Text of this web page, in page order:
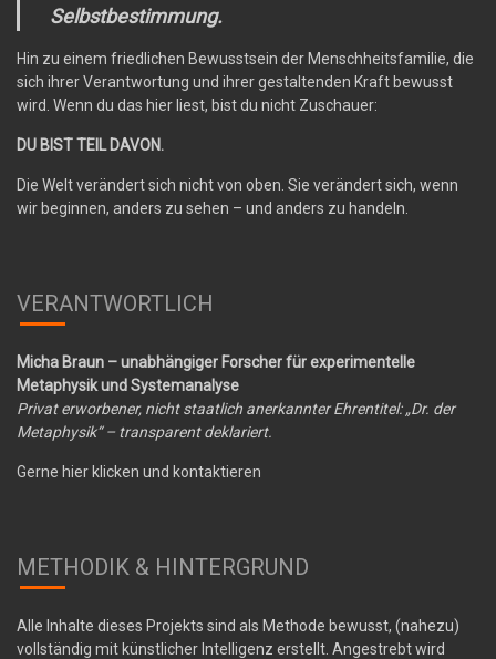
Selbstbestimmung.
Hin zu einem friedlichen Bewusstsein der Menschheitsfamilie, die
sich ihrer Verantwortung und ihrer gestaltenden Kraft bewusst
wird. Wenn du das hier liest, bist du nicht Zuschauer:
DU BIST TEIL DAVON.
Die Welt verändert sich nicht von oben. Sie verändert sich, wenn
wir beginnen, anders zu sehen – und anders zu handeln.
VERANTWORTLICH
Micha Braun – unabhängiger Forscher für experimentelle
Metaphysik und Systemanalyse
Privat erworbener, nicht staatlich anerkannter Ehrentitel: „Dr. der
Metaphysik“ – transparent deklariert.
Gerne hier klicken und kontaktieren
METHODIK & HINTERGRUND
Alle Inhalte dieses Projekts sind als Methode bewusst, (nahezu)
vollständig mit künstlicher Intelligenz erstellt. Angestrebt wird